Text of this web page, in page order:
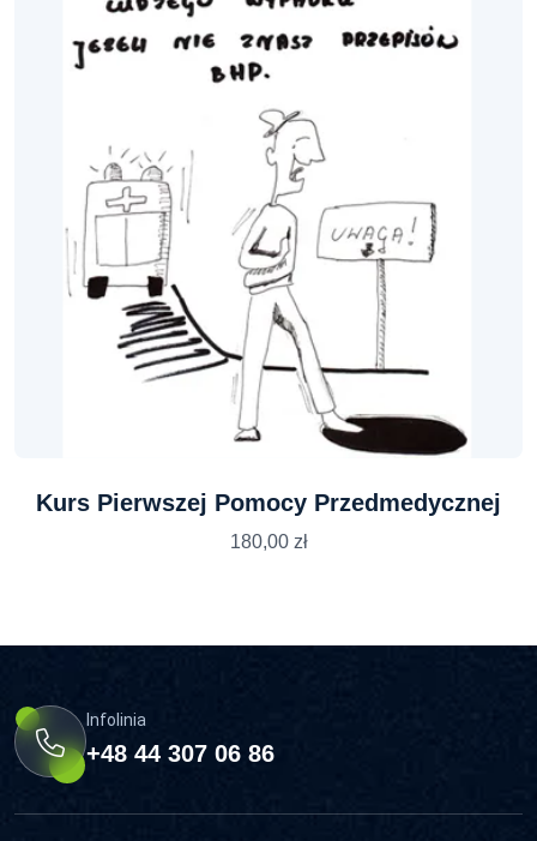
Kurs Pierwszej Pomocy Przedmedycznej
180,00 zł
Infolinia
+48 44 307 06 86